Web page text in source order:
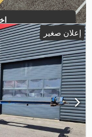
إعلان صغير